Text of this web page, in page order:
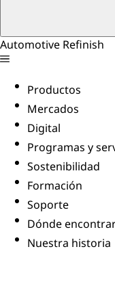
Automotive Refinish
Productos
Mercados
Digital
Programas y
Sostenibilidad
Formación
Soporte
Dónde
Nuestra historia